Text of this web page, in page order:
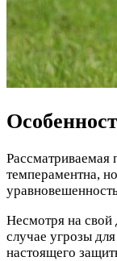
Рассматриваемая
темпераментна,
Несмотря на
случае угрозы
настоящего